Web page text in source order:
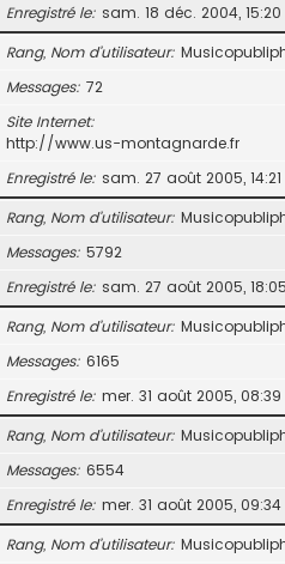
Enregistré le sam. 18 déc. 2004, 15:20
Rang, Nom d’utilisateur
Messages 72
Site Internet
http://www.us-montagnarde.fr
Enregistré le sam. 27 août 2005, 14:21
Rang, Nom d’utilisateur
Messages 5792
Enregistré le sam. 27 août 2005, 18:05
Rang, Nom d’utilisateur
Messages 6165
Enregistré le mer. 31 août 2005, 08:39
Rang, Nom d’utilisateur
Messages 6554
Enregistré le mer. 31 août 2005, 09:34
Rang, Nom d’utilisateur